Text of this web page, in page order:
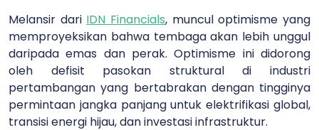
Melansir dari IDN Financials, muncul optimisme yang
memproyeksikan bahwa tembaga akan lebih unggul
daripada emas dan perak. Optimisme ini didorong
oleh defisit pasokan struktural di industri
pertambangan yang bertabrakan dengan tingginya
permintaan jangka panjang untuk elektrifikasi global,
transisi energi hijau, dan investasi infrastruktur.